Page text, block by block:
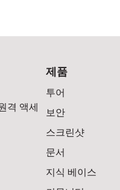
격 액세
제품
투어
보안
스크린샷
문서
지식 베이스